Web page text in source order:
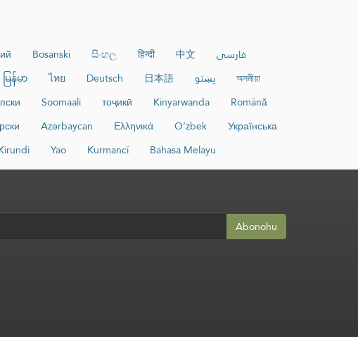
Bosanski සිංහල हिन्दी 中文
فارسی
မြန်မာ ไทย Deutsch 日本語 پښتو
অসমীয়া
Soomaali тоҷикӣ Kinyarwanda
Română
Azərbaycan Ελληνικά O‘zbek
Українська
Yao Kurmancî Bahasa Melayu
Abonohu